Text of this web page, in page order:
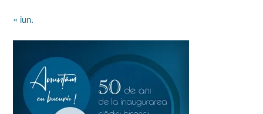
« iun.